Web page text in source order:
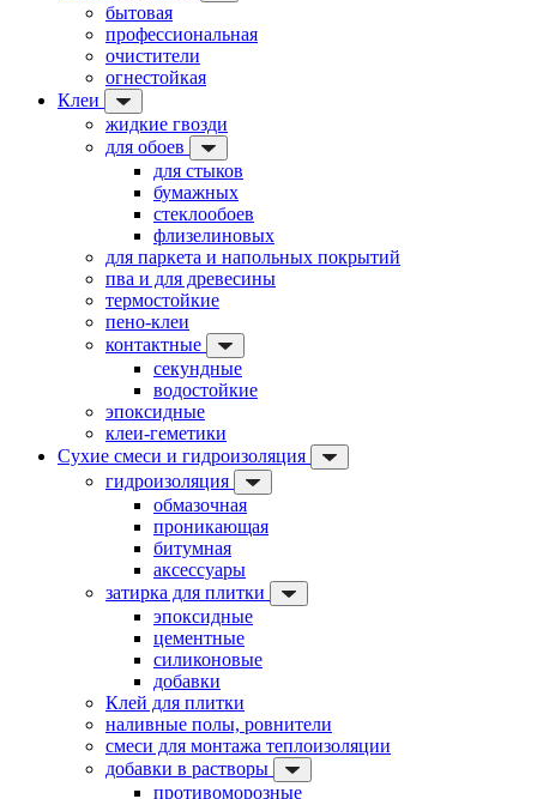
бытовая
профессиональная
очистители
огнестойкая
Клеи
жидкие гвозди
для обоев
для стыков
бумажных
стеклообоев
флизелиновых
для паркета и напольных покрытий
пва и для древесины
термостойкие
пено-клеи
контактные
секундные
водостойкие
эпоксидные
клеи-геметики
Сухие смеси и гидроизоляция
гидроизоляция
обмазочная
проникающая
битумная
аксессуары
затирка для плитки
эпоксидные
цементные
силиконовые
добавки
Клей для плитки
наливные полы, ровнители
смеси для монтажа теплоизоляции
добавки в растворы
противоморозные